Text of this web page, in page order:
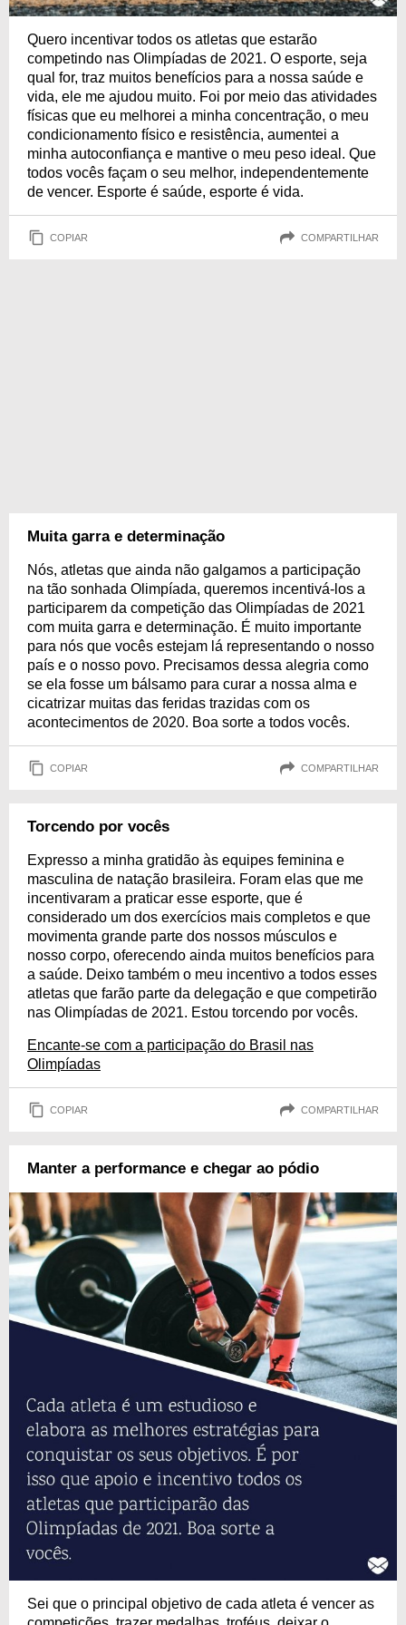
Quero incentivar todos os atletas que estarão
competindo nas Olimpíadas de 2021. O esporte, seja
qual for, traz muitos benefícios para a nossa saúde e
vida, ele me ajudou muito. Foi por meio das atividades
físicas que eu melhorei a minha concentração, o meu
condicionamento físico e resistência, aumentei a
minha autoconfiança e mantive o meu peso ideal. Que
todos vocês façam o seu melhor, independentemente
de vencer. Esporte é saúde, esporte é vida.
COPIAR COMPARTILHAR
Muita garra e determinação
Nós, atletas que ainda não galgamos a participação
na tão sonhada Olimpíada, queremos incentivá-los a
participarem da competição das Olimpíadas de 2021
com muita garra e determinação. É muito importante
para nós que vocês estejam lá representando o nosso
país e o nosso povo. Precisamos dessa alegria como
se ela fosse um bálsamo para curar a nossa alma e
cicatrizar muitas das feridas trazidas com os
acontecimentos de 2020. Boa sorte a todos vocês.
COPIAR COMPARTILHAR
Torcendo por vocês
Expresso a minha gratidão às equipes feminina e
masculina de natação brasileira. Foram elas que me
incentivaram a praticar esse esporte, que é
considerado um dos exercícios mais completos e que
movimenta grande parte dos nossos músculos e
nosso corpo, oferecendo ainda muitos benefícios para
a saúde. Deixo também o meu incentivo a todos esses
atletas que farão parte da delegação e que competirão
nas Olimpíadas de 2021. Estou torcendo por vocês.
Encante-se com a participação do Brasil nas
Olimpíadas
COPIAR COMPARTILHAR
Manter a performance e chegar ao pódio
Sei que o principal objetivo de cada atleta é vencer as